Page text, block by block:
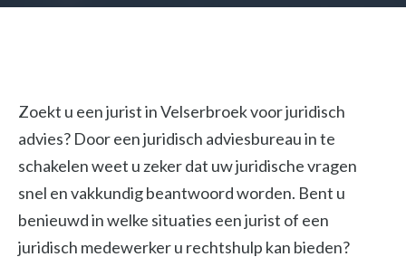
Zoekt u een jurist in Velserbroek voor juridisch
advies? Door een juridisch adviesbureau in te
schakelen weet u zeker dat uw juridische vragen
snel en vakkundig beantwoord worden. Bent u
benieuwd in welke situaties een jurist of een
juridisch medewerker u rechtshulp kan bieden?